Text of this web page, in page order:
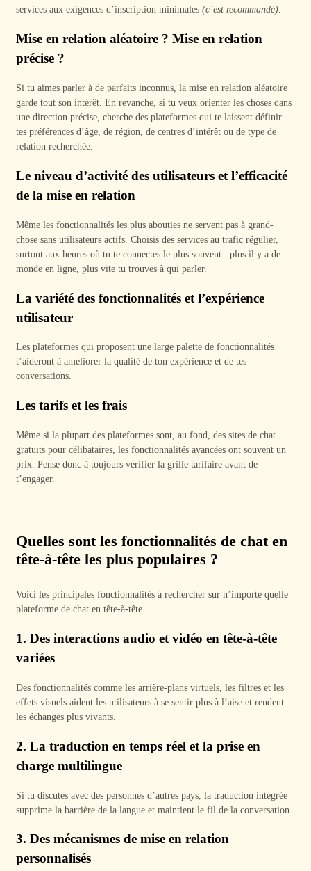
services aux exigences d’inscription minimales(c’est recommandé)
Mise en relation aléatoire ? Mise en relation
précise ?
Si tu aimes parler à de parfaits inconnus, la mise en relation aléatoire
garde tout son intérêt. En revanche, si tu veux orienter les choses dans
une direction précise, cherche des plateformes qui te laissent définir
tes préférences d’âge, de région, de centres d’intérêt ou de type de
relation recherchée.
Le niveau d’activité des utilisateurs et l’efficacité
de la mise en relation
Même les fonctionnalités les plus abouties ne servent pas à grand-
chose sans utilisateurs actifs. Choisis des services au trafic régulier,
surtout aux heures où tu te connectes le plus souvent : plus il y a de
monde en ligne, plus vite tu trouves à qui parler.
La variété des fonctionnalités et l’expérience
utilisateur
Les plateformes qui proposent une large palette de fonctionnalités
t’aideront à améliorer la qualité de ton expérience et de tes
conversations.
Les tarifs et les frais
Même si la plupart des plateformes sont, au fond, des sites de chat
gratuits pour célibataires, les fonctionnalités avancées ont souvent un
prix. Pense donc à toujours vérifier la grille tarifaire avant de
t’engager.
Quelles sont les fonctionnalités de chat en
tête-à-tête les plus populaires ?
Voici les principales fonctionnalités à rechercher sur n’importe quelle
plateforme de chat en tête-à-tête.
1.Des interactions audio et vidéo en tête-à-tête
variées
Des fonctionnalités comme les arrière-plans virtuels, les filtres et les
effets visuels aident les utilisateurs à se sentir plus à l’aise et rendent
les échanges plus vivants.
2.La traduction en temps réel et la prise en
charge multilingue
Si tu discutes avec des personnes d’autres pays, la traduction intégrée
supprime la barrière de la langue et maintient le fil de la conversation.
3.Des mécanismes de mise en relation
personnalisés